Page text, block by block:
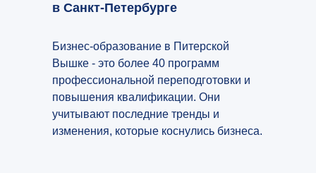
в Санкт-Петербурге
Бизнес-образование в Питерской
Вышке - это более 40 программ
профессиональной переподготовки и
повышения квалификации. Они
учитывают последние тренды и
изменения, которые коснулись бизнеса.